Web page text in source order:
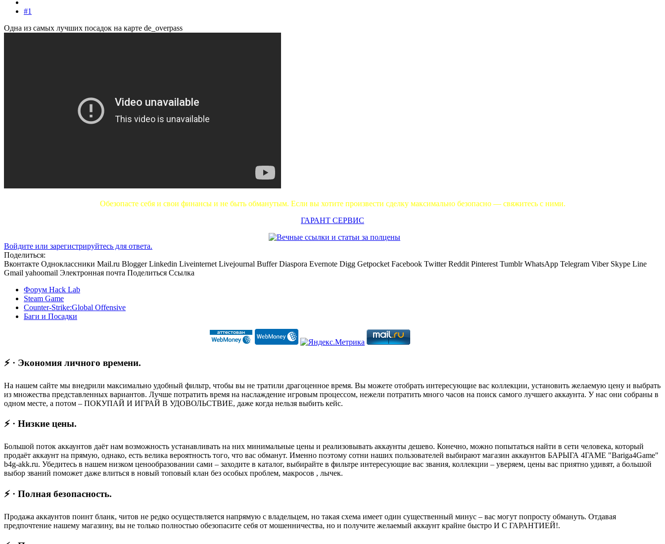
#1
Одна из самых лучших посадок на карте de_overpass
Обезопасте себя и свои финансы и не быть обманутым. Если вы хотите произвести сделку максимально безопасно — свяжитесь с ними.
ГАРАНТ СЕРВИС
Войдите или зарегистрируйтесь для ответа.
Поделиться:
Вконтакте Одноклассники Mail.ru Blogger Linkedin Liveinternet Livejournal Buffer Diaspora Evernote Digg Getpocket Facebook Twitter Reddit Pinterest Tumblr WhatsApp Telegram Viber Skype Line
Gmail yahoomail Электронная почта Поделиться Ссылка
Форум Hack Lab
Steam Game
Counter-Strike:Global Offensive
Баги и Посадки
⚡ · Экономия личного времени.
На нашем сайте мы внедрили максимально удобный фильтр, чтобы вы не тратили драгоценное время. Вы можете отобрать интересующие вас коллекции, установить желаемую цену и выбрать
из множества представленных вариантов. Лучше потратить время на наслаждение игровым процессом, нежели потратить много часов на поиск самого лучшего аккаунта. У нас они собраны в
одном месте, а потом – ПОКУПАЙ И ИГРАЙ В УДОВОЛЬСТВИЕ, даже когда нельзя выбить кейс.
⚡ · Низкие цены.
Большой поток аккаунтов даёт нам возможность устанавливать на них минимальные цены и реализовывать аккаунты дешево. Конечно, можно попытаться найти в сети человека, который
продаёт аккаунт на прямую, однако, есть велика вероятность того, что вас обманут. Именно поэтому сотни наших пользователей выбирают магазин аккаунтов БАРЫГА 4ГАМЕ "Bariga4Game"
b4g-akk.ru. Убедитесь в нашем низком ценообразовании сами – заходите в каталог, выбирайте в фильтре интересующие вас звания, коллекции – уверяем, цены вас приятно удивят, а большой
выбор званий поможет даже влиться в новый топовый клан без особых проблем, макросов , лычек.
⚡ · Полная безопасность.
Продажа аккаунтов поинт бланк, читов не редко осуществляется напрямую с владельцем, но такая схема имеет один существенный минус – вас могут попросту обмануть. Отдавая
предпочтение нашему магазину, вы не только полностью обезопасите себя от мошенничества, но и получите желаемый аккаунт крайне быстро И С ГАРАНТИЕЙ!.